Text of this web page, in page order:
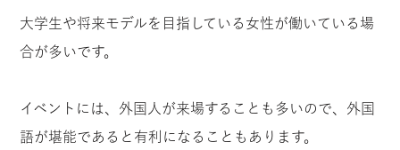
大学生や将来モデルを目指している女性が働いている場
合が多いです。
イベントには、外国人が来場することも多いので、外国
語が堪能であると有利になることもあります。